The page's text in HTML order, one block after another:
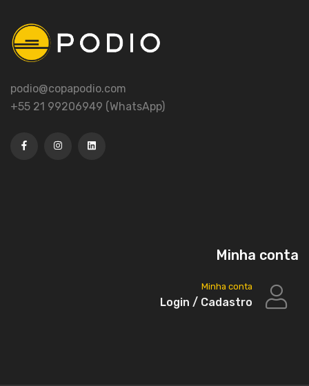
podio@copapodio.com
+55 21 99206949 (WhatsApp)
Minha conta
Minha conta
Login / Cadastro